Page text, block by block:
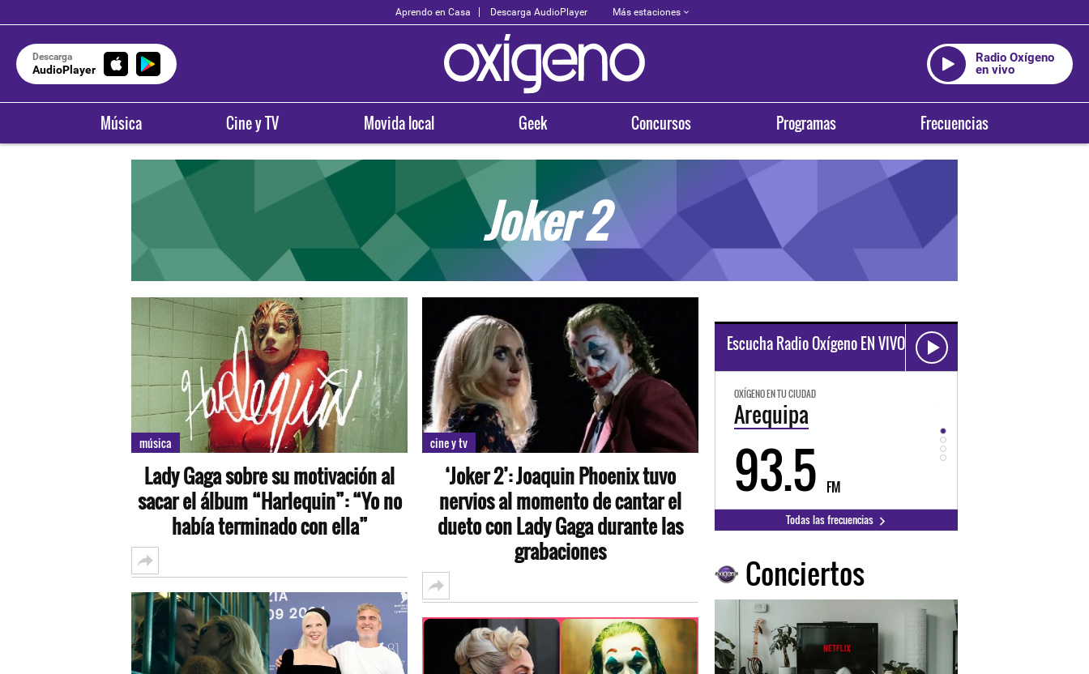
Aprendo en Casa Descarga AudioPlayer Más estaciones
Descarga
AudioPlayer
Radio Oxígeno
en vivo
Música Cine y TV Movida local Geek Concursos Programas Frecuencias
Joker 2
música
Lady Gaga sobre su motivación al
sacar el álbum “Harlequin”: “Yo no
había terminado con ella”
cine y tv
‘Joker 2’: Joaquin Phoenix tuvo
nervios al momento de cantar el
dueto con Lady Gaga durante las
grabaciones
Escucha Radio Oxígeno EN VIVO
OXÍGENO EN TU CIUDAD
Arequipa
93.5 FM
OXÍGENO EN TU CIUDAD
Trujillo
98.3 FM 94.3
Todas las frecuencias
Conciertos